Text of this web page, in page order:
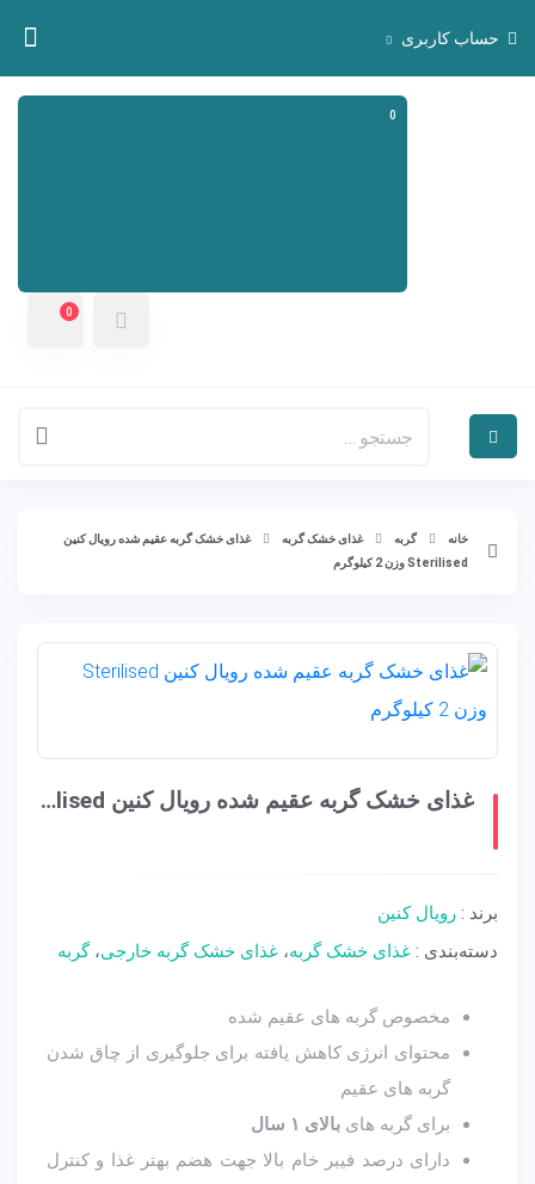
حساب کاربری
0
0
خانه گربه غذای خشک گربه
غذای خشک گربه عقیم شده رویال کنین
Sterilised وزن 2 کیلوگرم
غذای خشک گربه عقیم شده رویال کنین Sterilised وزن 2 کیلوگرم
برند : رویال کنین
دسته‌بندی : غذای خشک گربه، غذای خشک گربه خارجی،گربه
مخصوص گربه های عقیم شده
محتوای انرژی کاهش یافته برای جلوگیری از چاق شدن
گربه های عقیم
برای گربه های بالای ۱ سال
دارای درصد فیبر خام بالا جهت هضم بهتر غذا و کنترل